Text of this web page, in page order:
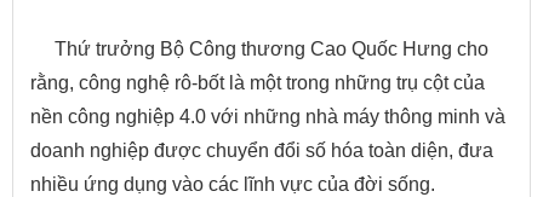
Thứ trưởng Bộ Công thương Cao Quốc Hưng cho
rằng, công nghệ rô-bốt là một trong những trụ cột của
nền công nghiệp 4.0 với những nhà máy thông minh và
doanh nghiệp được chuyển đổi số hóa toàn diện, đưa
nhiều ứng dụng vào các lĩnh vực của đời sống.